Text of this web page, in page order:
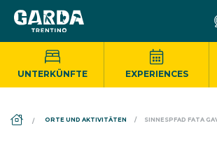
UNTERKÜNFTE EXPERIENCES
ORTE UND AKTIVITÄTEN SINNESPFAD FATA